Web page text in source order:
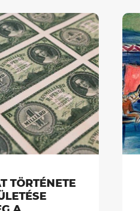
TÖRTÉNETE